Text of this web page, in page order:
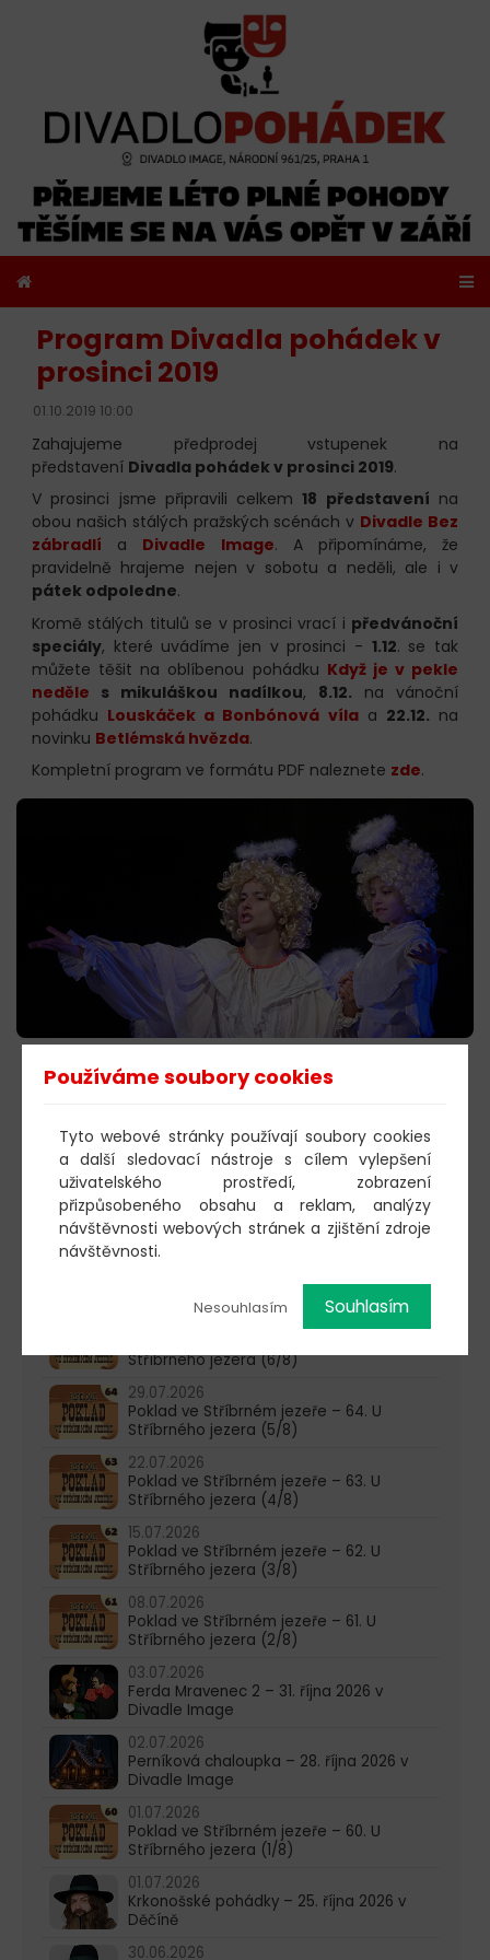
Program Divadla pohádek v
prosinci 2019
01.10.2019 10:00
Zahajujeme předprodej vstupenek na
představení Divadla pohádek v prosinci 2019.
V prosinci jsme připravili celkem18 představení na
obou našich stálých pražských scénách v Divadle Bez
zábradlí a Divadle Image. A připomínáme, že
pravidelně hrajeme nejen v sobotu a neděli, ale i v
pátek odpoledne.
Kromě stálých titulů se v prosinci vrací i předvánoční
speciály, které uvádíme jen v prosinci - 1.12. se tak
můžete těšit na oblíbenou pohádku Když je v pekle
neděle s mikuláškou nadílkou, 8.12. na vánoční
pohádku Louskáček a Bonbónová vílaa 22.12. na
novinku Betlémská hvězda.
Kompletní program ve formátu PDF naleznete zde.
DIVADLO POHÁDEK PROSINEC
603 805 271
pondělí-čtvrtek: 10:00-16:00
Stříbrného jezera (6/8)
29.07.2026
Poklad ve Stříbrném jezeře – 64. U
Stříbrného jezera (5/8)
22.07.2026
Poklad ve Stříbrném jezeře – 63. U
Stříbrného jezera (4/8)
15.07.2026
Poklad ve Stříbrném jezeře – 62. U
Stříbrného jezera (3/8)
08.07.2026
Poklad ve Stříbrném jezeře – 61. U
Stříbrného jezera (2/8)
03.07.2026
Ferda Mravenec 2 – 31. října 2026 v
Divadle Image
02.07.2026
Perníková chaloupka – 28. října 2026 v
Divadle Image
01.07.2026
Poklad ve Stříbrném jezeře – 60. U
Stříbrného jezera (1/8)
01.07.2026
Krkonošské pohádky – 25. října 2026 v
Děčíně
30.06.2026
Používáme soubory cookies
Tyto webové stránky používají soubory cookies
a další sledovací nástroje s cílem vylepšení
uživatelského prostředí, zobrazení
přizpůsobeného obsahu a reklam, analýzy
návštěvnosti webových stránek a zjištění zdroje
návštěvnosti.
Nesouhlasím Souhlasím